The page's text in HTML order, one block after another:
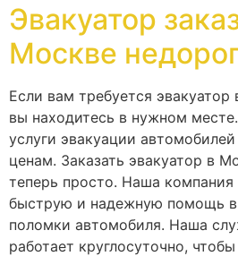
Эвакуатор
Москве
Если вам требуется
вы находитесь в нужном
услуги эвакуации
ценам. Заказать эвакуатор в
теперь просто. Наша компания
быструю и надежную помощь в
поломки автомобиля. Наша
работает круглосуточно,